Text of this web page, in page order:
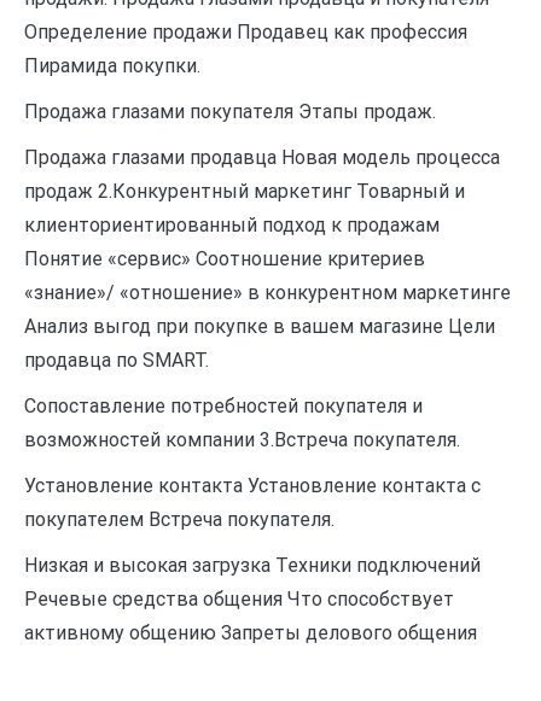
Определение продажи Продавец как профессия
Пирамида покупки.
Продажа глазами покупателя Этапы продаж.
Продажа глазами продавца Новая модель процесса
продаж 2.Конкурентный маркетинг Товарный и
клиенториентированный подход к продажам
Понятие «сервис» Соотношение критериев
«знание»/ «отношение» в конкурентном маркетинге
Анализ выгод при покупке в вашем магазине Цели
продавца по SMART.
Сопоставление потребностей покупателя и
возможностей компании 3.Встреча покупателя.
Установление контакта Установление контакта с
покупателем Встреча покупателя.
Низкая и высокая загрузка Техники подключений
Речевые средства общения Что способствует
активному общению Запреты делового общения